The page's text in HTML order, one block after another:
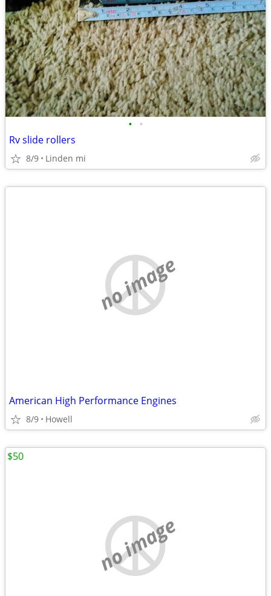
• •
Rv slide rollers
8/9 Linden mi
no image
American High Performance Engines
8/9 Howell
no image
$50